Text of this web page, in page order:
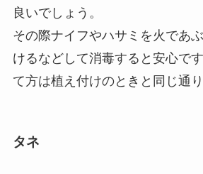
良いでしょう。
その際ナイフやハサミを火であ
けるなどして消毒すると安心で
て方は植え付けのときと同じ通り
タネ